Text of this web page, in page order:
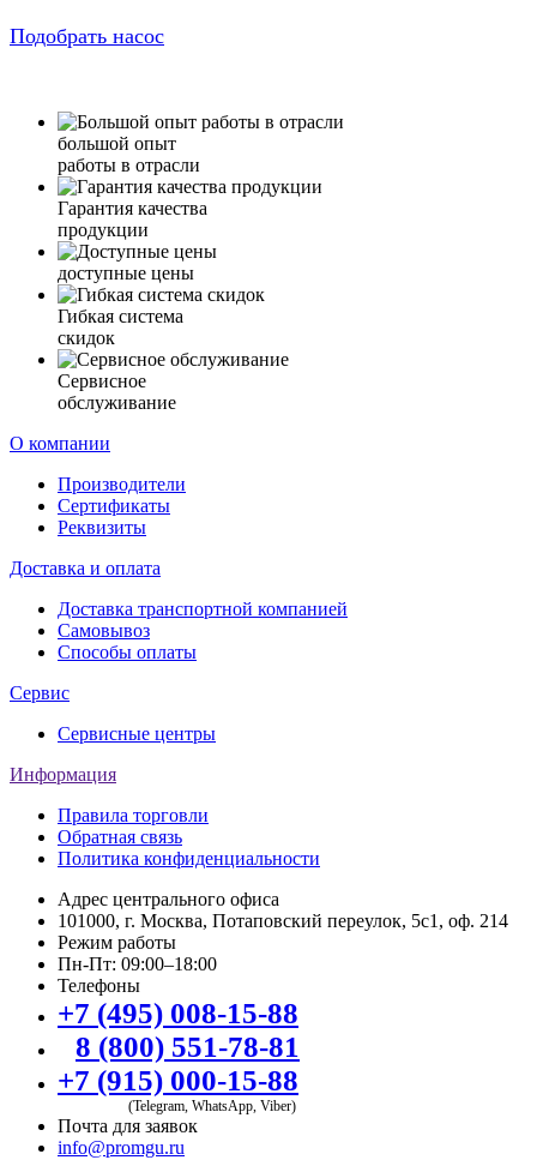
Подобрать насос
большой опыт
работы в отрасли
Гарантия качества
продукции
доступные цены
Гибкая система
скидок
Сервисное
обслуживание
О компании
Производители
Сертификаты
Реквизиты
Доставка и оплата
Доставка транспортной компанией
Самовывоз
Способы оплаты
Сервис
Сервисные центры
Информация
Правила торговли
Обратная связь
Политика конфиденциальности
Адрес центрального офиса
101000, г. Москва, Потаповский переулок, 5с1, оф. 214
Режим работы
Пн-Пт: 09:00–18:00
Телефоны
+7 (495) 008-15-88
8 (800) 551-78-81
+7 (915) 000-15-88
(Telegram, WhatsApp, Viber)
Почта для заявок
info@promgu.ru